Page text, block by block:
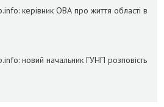
керівник ОВА про життя області в
новий начальник ГУНП розповість